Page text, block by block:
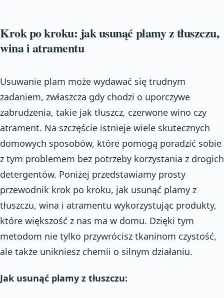
Krok po kroku: jak usunąć plamy z tłuszczu,
wina i atramentu
Usuwanie plam może wydawać się trudnym
zadaniem, zwłaszcza gdy chodzi o uporczywe
zabrudzenia, takie jak tłuszcz, czerwone wino czy
atrament. Na szczęście istnieje wiele skutecznych
domowych sposobów, które pomogą poradzić sobie
z tym problemem bez potrzeby korzystania z drogich
detergentów. Poniżej przedstawiamy prosty
przewodnik krok po kroku, jak usunąć plamy z
tłuszczu, wina i atramentu wykorzystując produkty,
które większość z nas ma w domu. Dzięki tym
metodom nie tylko przywrócisz tkaninom czystość,
ale także unikniesz chemii o silnym działaniu.
Jak usunąć plamy z tłuszczu: